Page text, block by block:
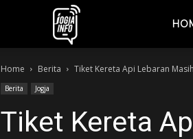
jogjainfo.id
Home Berita Tiket Kereta Api Lebaran
Berita Jogja
Tiket Kereta